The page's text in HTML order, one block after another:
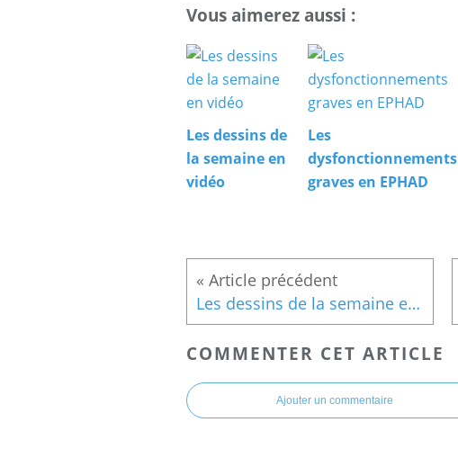
Vous aimerez aussi :
Les dessins de
la semaine en
vidéo
Les
dysfonctionnements
graves en EPHAD
Les dessins de la semaine en vidéo
COMMENTER CET ARTICLE
Ajouter un commentaire